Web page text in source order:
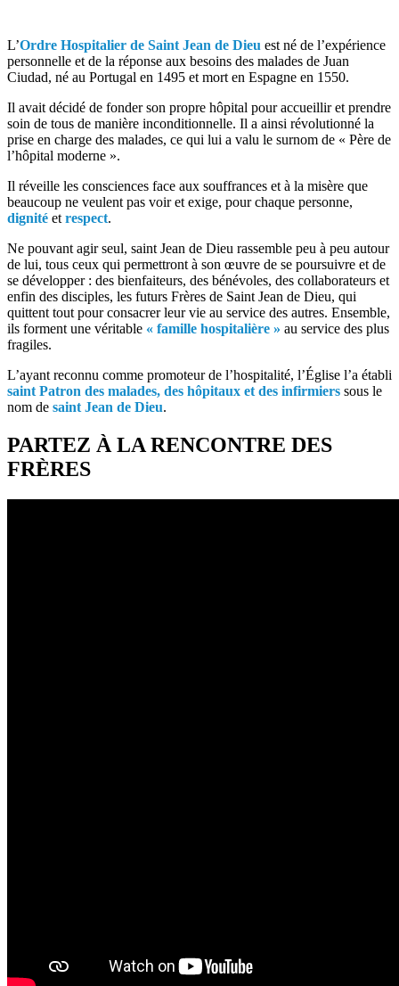
L’Ordre Hospitalier de Saint Jean de Dieu est né de l’expérience
personnelle et de la réponse aux besoins des malades de Juan
Ciudad, né au Portugal en 1495 et mort en Espagne en 1550.
Il avait décidé de fonder son propre hôpital pour accueillir et prendre
soin de tous de manière inconditionnelle. Il a ainsi révolutionné la
prise en charge des malades, ce qui lui a valu le surnom de « Père de
l’hôpital moderne ».
Il réveille les consciences face aux souffrances et à la misère que
beaucoup ne veulent pas voir et exige, pour chaque personne,
dignité et respect.
Ne pouvant agir seul, saint Jean de Dieu rassemble peu à peu autour
de lui, tous ceux qui permettront à son œuvre de se poursuivre et de
se développer : des bienfaiteurs, des bénévoles, des collaborateurs et
enfin des disciples, les futurs Frères de Saint Jean de Dieu, qui
quittent tout pour consacrer leur vie au service des autres. Ensemble,
ils forment une véritable « famille hospitalière » au service des plus
fragiles.
L’ayant reconnu comme promoteur de l’hospitalité, l’Église l’a établi
saint Patron des malades, des hôpitaux et des infirmiers sous le
nom de saint Jean de Dieu.
PARTEZ À LA RENCONTRE DES
FRÈRES